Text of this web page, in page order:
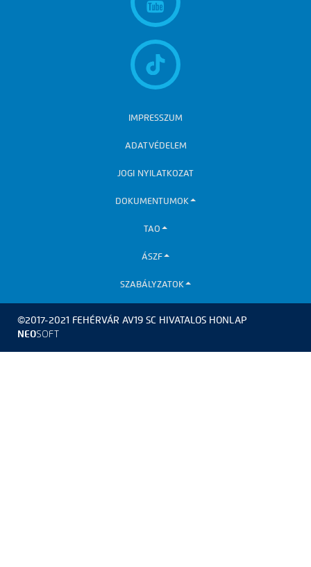
IMPRESSZUM
ADATVÉDELEM
JOGI NYILATKOZAT
DOKUMENTUMOK
TAO
ÁSZF
SZABÁLYZATOK
©2017-2021 FEHÉRVÁR AV19 SC HIVATALOS HONLAP
NEOSOFT